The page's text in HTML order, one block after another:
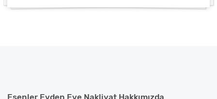
Esenler Evden Eve Nakliyat Hakkımızda